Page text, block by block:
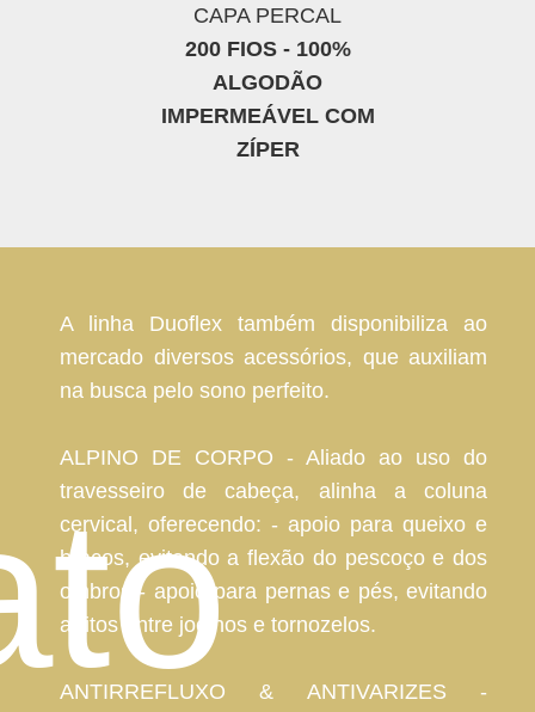
CAPA PERCAL
200 FIOS - 100%
ALGODÃO
IMPERMEÁVEL COM
ZÍPER
A linha Duoflex também disponibiliza ao
mercado diversos acessórios, que auxiliam
na busca pelo sono perfeito.
ALPINO DE CORPO - Aliado ao uso do
travesseiro de cabeça, alinha a coluna
cervical, oferecendo: - apoio para queixo e
braços, evitando a flexão do pescoço e dos
ombros - apoio para pernas e pés, evitando
atritos entre joelhos e tornozelos.
ANTIRREFLUXO & ANTIVARIZES -